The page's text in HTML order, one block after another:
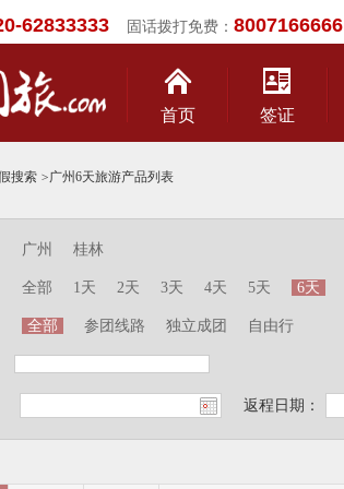
62833333 固话拨打免费：8007166666
首页 签证
搜索 >广州6天旅游产品列表
广州 桂林
全部 1天 2天 3天 4天 5天 6天
全部 参团线路 独立成团 自由行
返程日期：